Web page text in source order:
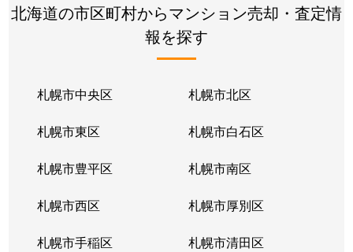
真駒内本町
730万円 真駒内
徒歩25分
990万円
真駒内緑町
1,300万円 真駒内
真駒内緑町
真駒内
真駒内緑町
真駒内
真駒内緑町
2,400万円 真駒内
真駒内緑町
真駒内
北海道の市区町村からマンション売却・査定情
報を探す
札幌市中央区 札幌市北区
札幌市東区 札幌市白石区
札幌市豊平区 札幌市南区
札幌市西区 札幌市厚別区
札幌市手稲区 札幌市清田区